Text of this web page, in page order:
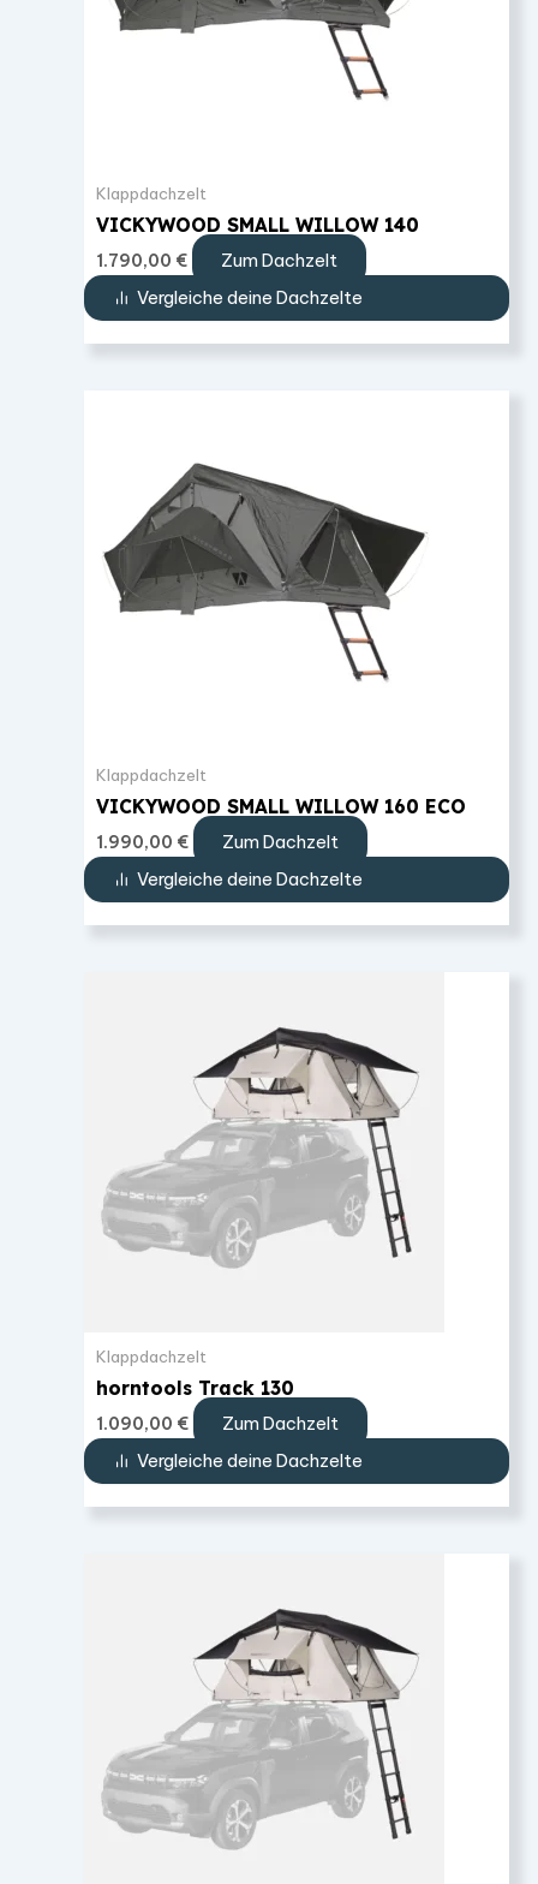
Klappdachzelt
VICKYWOOD SMALL WILLOW 140
1.790,00 €
Zum Dachzelt
Vergleiche deine Dachzelte
Klappdachzelt
VICKYWOOD SMALL WILLOW 160 ECO
1.990,00 €
Zum Dachzelt
Vergleiche deine Dachzelte
Klappdachzelt
horntools Track 130
1.090,00 €
Zum Dachzelt
Vergleiche deine Dachzelte